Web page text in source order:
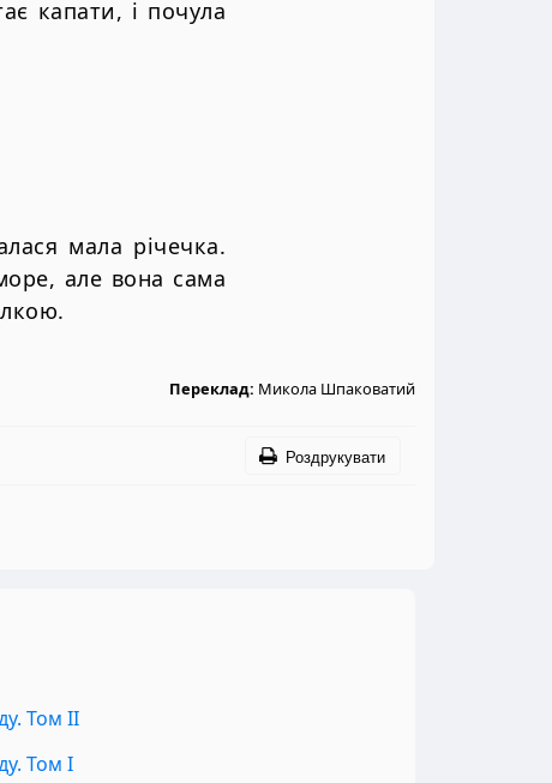
капати, і почула
мала річечка.
але вона сама
Переклад: Микола Шпаковатий
Роздрукувати
Том II
Том I